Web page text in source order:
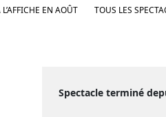
L’AFFICHE EN AOÛT TOUS LES
Spectacle terminé